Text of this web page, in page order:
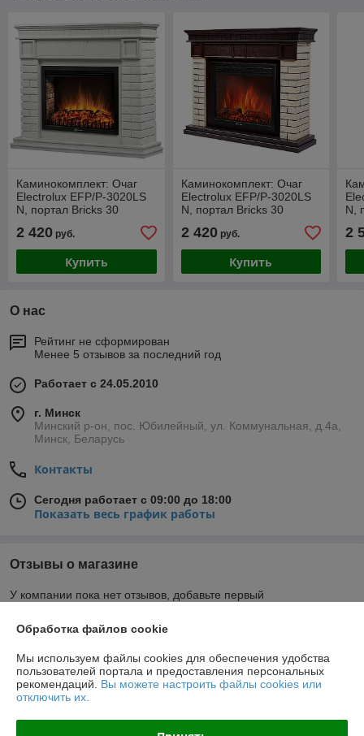
Каминокомплект: Очаг
Electrolux EFP/P-3020LS
N, портал Bricks 30
эмаль
2 420 руб.
Купить
Каминокомплект: Очаг
Electrolux EFP/P-3020LS
N, портал Bricks 30
темный дуб
2 420руб.
Купить
N,
2
О нас
Рейтинг не сформирован
Менее 5 отзывов за последний год
Работает с 24.05.2010
г. Минск
Минский р-он, пос. Юбилейный, ул. Коммунальная, д.4а,
Минск, Беларусь
Контакты
Сегодня работает с 09:00 до 18:00
Показать весь график работы
Отзывы о магазине
У компании пока нет отзывов, добавьте первый
Контакты
Доставка и оплата
Обработка файлов cookie
Мы используем файлы cookies для обеспечения удобства
пользователей портала и предоставления персональных
рекомендаций. Вы можете настроить файлы cookies или
отключить их.